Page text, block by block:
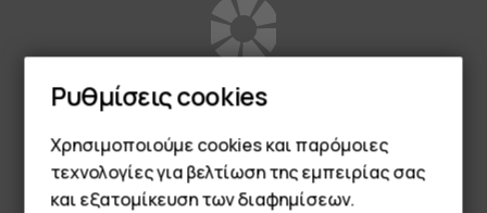
you
Ρυθμίσεις cookies
Χρησιμοποιούμε cookies και παρόμοιες
τεχνολογίες για βελτίωση της εμπειρίας σας
και εξατομίκευση των διαφημίσεων.